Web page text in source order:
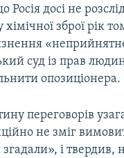
Росія досі не
зброї рік
суд із прав
опозиціонера.
переговорів
не зміг
і твердив,